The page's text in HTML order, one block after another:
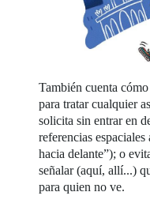
También cuenta
para tratar cualquier
solicita sin entrar en
referencias
hacia delante”); o
señalar (aquí, allí...)
para quien no ve.